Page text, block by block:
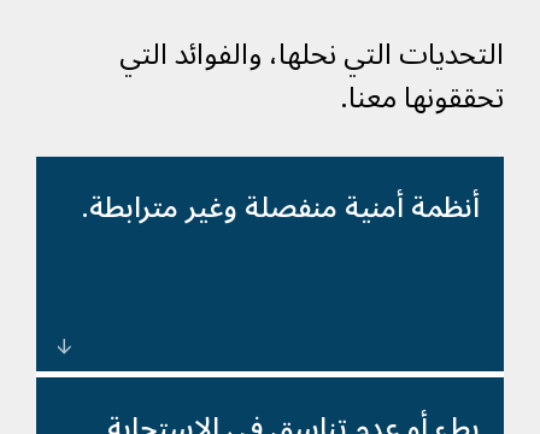
التحديات التي نحلها، والفوائد التي
تحققونها معنا.
أنظمة أمنية منفصلة وغير مترابطة.